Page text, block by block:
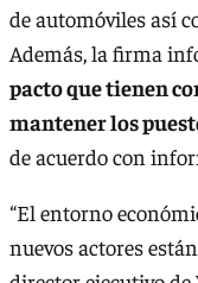
de automóviles así
Además, la firma
pacto que tienen
mantener los
de acuerdo con
“El entorno
nuevos actores